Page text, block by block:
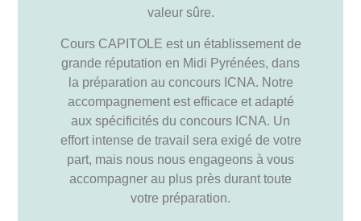
valeur sûre.
Cours CAPITOLE est un établissement de
grande réputation en Midi Pyrénées, dans
la préparation au concours ICNA. Notre
accompagnement est efficace et adapté
aux spécificités du concours ICNA. Un
effort intense de travail sera exigé de votre
part, mais nous nous engageons à vous
accompagner au plus près durant toute
votre préparation.